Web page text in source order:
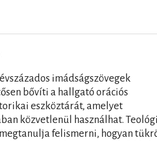
imádságszövegek
bővíti a hallgató orációs
eszköztárát, amelyet
közvetlenül használhat.
felismerni, hogyan